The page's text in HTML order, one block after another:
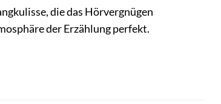
die das Hörvergnügen
der Erzählung perfekt.